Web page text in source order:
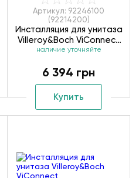
Артикул: 92246100
(92214200)
Инсталляция для унитаза
Villeroy&Boch ViConnect
92246100 (92214200)
наличие уточняйте
6 394 грн
Купить